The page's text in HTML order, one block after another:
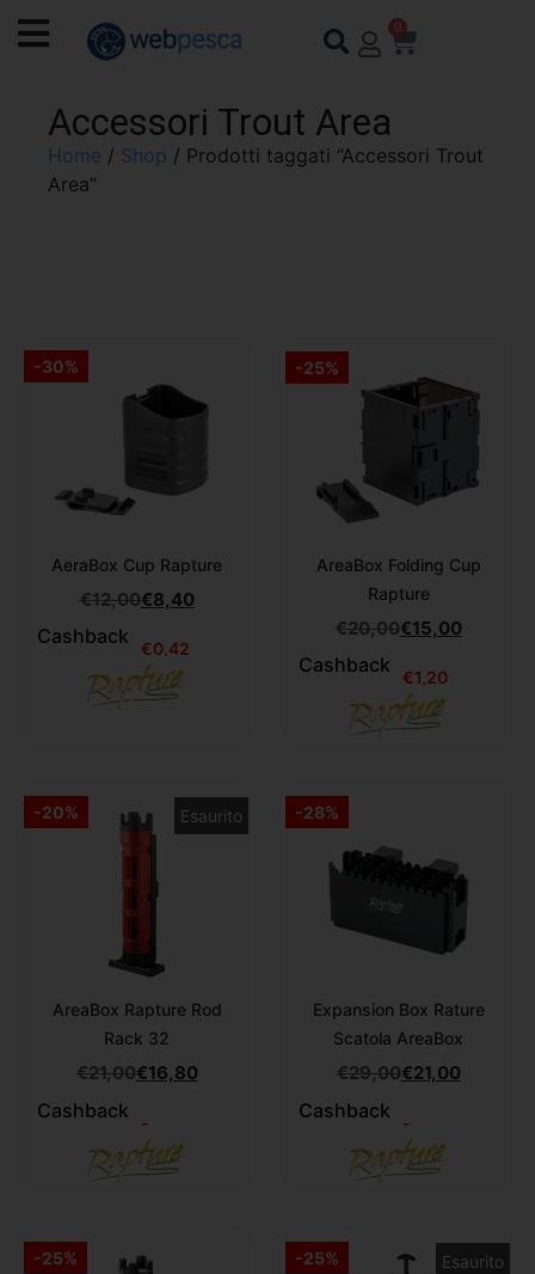
0
Accessori Trout Area
Home / Shop / Prodotti taggati “Accessori Trout
Area”
-30%
AeraBox Cup Rapture
€12,00€8,40
Cashback
€0,42
-25%
AreaBox Folding Cup
Rapture
€20,00€15,00
Cashback
€1,20
-20%
AreaBox Rapture Rod
Rack 32
Esaurito
€21,00€16,80
Cashback
-
-28%
Expansion Box Rature
Scatola AreaBox
€29,00€21,00
Cashback
-
-25% -25% Esaurito